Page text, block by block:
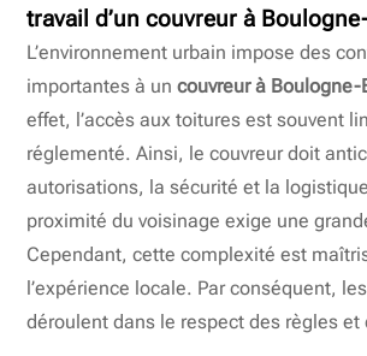
travail d’uncouvreur à
L’environnement urbain impose des
importantes à uncouvreur à
effet, l’accès aux toitures est souvent
réglementé. Ainsi, le couvreur doit
autorisations, la sécurité et la
proximité du voisinage exige une
Cependant, cette complexité est
l’expérience locale. Par conséquent,
déroulent dans le respect des règles et